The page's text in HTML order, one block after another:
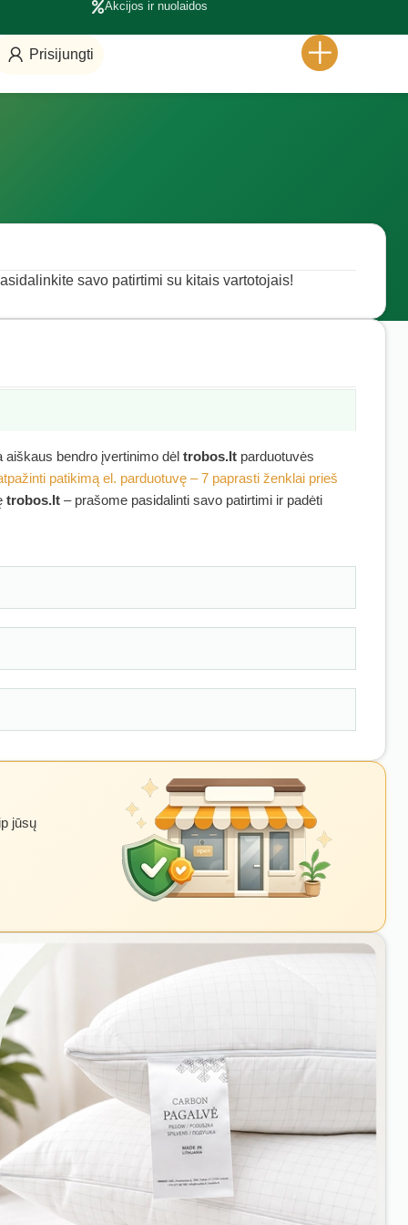
Akcijos ir nuolaidos
Prisijungti
savo patirtimi su kitais vartotojais!
aiškaus bendro įvertinimo dėl trobos.lt parduotuvės
patikimą el. parduotuvę – 7 paprasti ženklai prieš
trobos.lt – prašome pasidalinti savo patirtimi ir padėti
jūsų